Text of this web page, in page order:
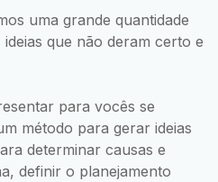
uma grande quantidade
que não deram certo e
para vocês se
método para gerar ideias
determinar causas e
definir o planejamento